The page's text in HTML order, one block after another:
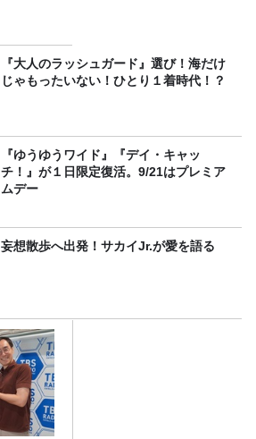
『大人のラッシュガード』選び！海だけ
じゃもったいない！ひとり１着時代！？
『ゆうゆうワイド』『デイ・キャッ
チ！』が１日限定復活。9/21はプレミア
ムデー
妄想散歩へ出発！サカイJr.が愛を語る